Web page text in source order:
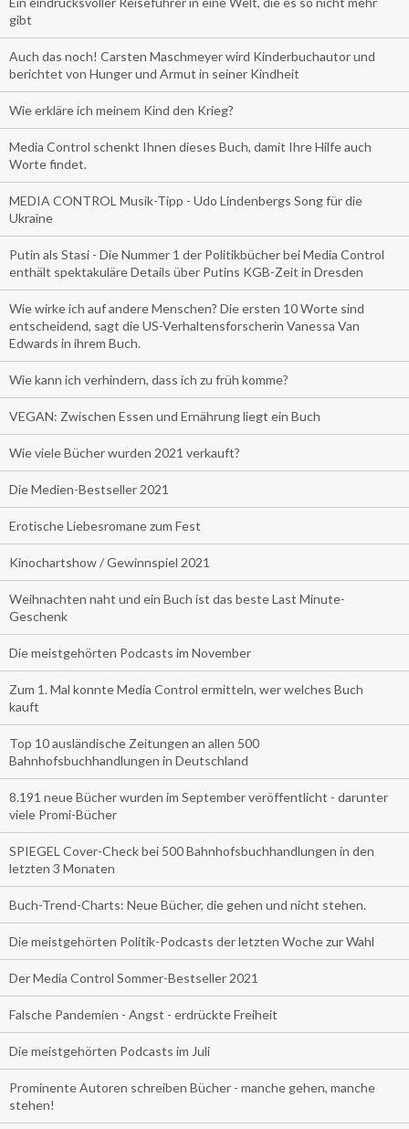
gibt
Auch das noch! Carsten Maschmeyer wird Kinderbuchautor und
berichtet von Hunger und Armut in seiner Kindheit
Wie erkläre ich meinem Kind den Krieg?
Media Control schenkt Ihnen dieses Buch, damit Ihre Hilfe auch
Worte findet.
MEDIA CONTROL Musik-Tipp - Udo Lindenbergs Song für die
Ukraine
Putin als Stasi - Die Nummer 1 der Politikbücher bei Media Control
enthält spektakuläre Details über Putins KGB-Zeit in Dresden
Wie wirke ich auf andere Menschen? Die ersten 10 Worte sind
entscheidend, sagt die US-Verhaltensforscherin Vanessa Van
Edwards in ihrem Buch.
Wie kann ich verhindern, dass ich zu früh komme?
VEGAN: Zwischen Essen und Ernährung liegt ein Buch
Wie viele Bücher wurden 2021 verkauft?
Die Medien-Bestseller 2021
Erotische Liebesromane zum Fest
Kinochartshow / Gewinnspiel 2021
Weihnachten naht und ein Buch ist das beste Last Minute-
Geschenk
Die meistgehörten Podcasts im November
Zum 1. Mal konnte Media Control ermitteln, wer welches Buch
kauft
Top 10 ausländische Zeitungen an allen 500
Bahnhofsbuchhandlungen in Deutschland
8.191 neue Bücher wurden im September veröffentlicht - darunter
viele Promi-Bücher
SPIEGEL Cover-Check bei 500 Bahnhofsbuchhandlungen in den
letzten 3 Monaten
Buch-Trend-Charts: Neue Bücher, die gehen und nicht stehen.
Die meistgehörten Politik-Podcasts der letzten Woche zur Wahl
Der Media Control Sommer-Bestseller 2021
Falsche Pandemien - Angst - erdrückte Freiheit
Die meistgehörten Podcasts im Juli
Prominente Autoren schreiben Bücher - manche gehen, manche
stehen!